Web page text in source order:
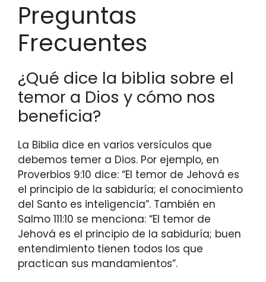
Preguntas
Frecuentes
¿Qué dice la biblia sobre el
temor a Dios y cómo nos
beneficia?
La Biblia dice en varios versículos que
debemos temer a Dios. Por ejemplo, en
Proverbios 9:10 dice: “El temor de Jehová es
el principio de la sabiduría; el conocimiento
del Santo es inteligencia”. También en
Salmo 111:10 se menciona: “El temor de
Jehová es el principio de la sabiduría; buen
entendimiento tienen todos los que
practican sus mandamientos”.